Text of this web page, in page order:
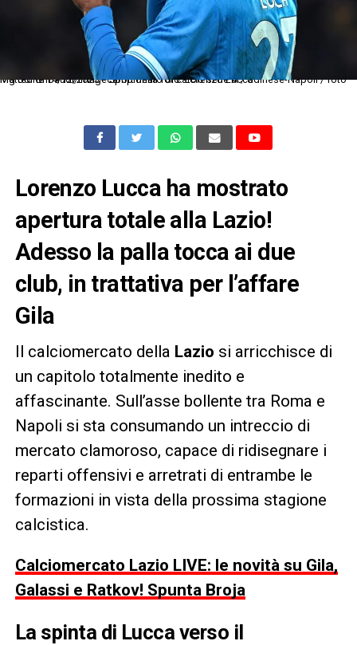
Mg Udine 14/12/2025 - campionato di calcio serie A / Udinese-Napoli / foto Matteo Gribaudi/Image Sport nella foto: Lorenzo Lucca
Lorenzo Lucca ha mostrato
apertura totale alla Lazio!
Adesso la palla tocca ai due
club, in trattativa per l’affare
Gila
Il calciomercato della Lazio si arricchisce di
un capitolo totalmente inedito e
affascinante. Sull’asse bollente tra Roma e
Napoli si sta consumando un intreccio di
mercato clamoroso, capace di ridisegnare i
reparti offensivi e arretrati di entrambe le
formazioni in vista della prossima stagione
calcistica.
Calciomercato Lazio LIVE: le novità su Gila,
Galassi e Ratkov! Spunta Broja
La spinta di Lucca verso il